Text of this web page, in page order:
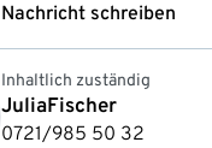
Nachricht schreiben
Inhaltlich zuständig
JuliaFischer
0721/985 50 32